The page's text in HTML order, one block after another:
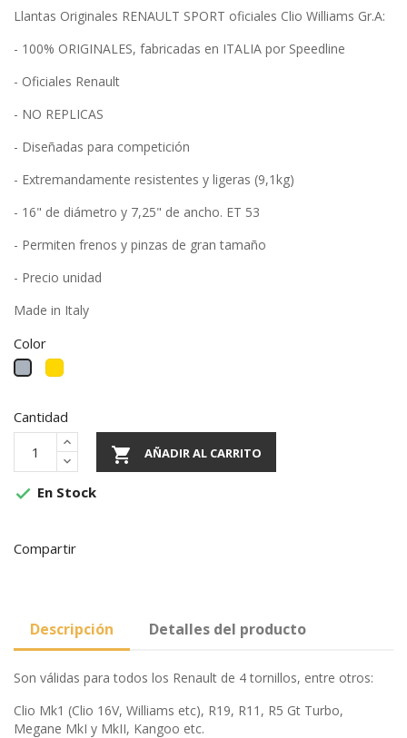
Llantas Originales RENAULT SPORT oficiales Clio Williams Gr.A:
- 100% ORIGINALES, fabricadas en ITALIA por Speedline
- Oficiales Renault
- NO REPLICAS
- Diseñadas para competición
- Extremandamente resistentes y ligeras (9,1kg)
- 16" de diámetro y 7,25" de ancho. ET 53
- Permiten frenos y pinzas de gran tamaño
- Precio unidad
Made in Italy
Color
Gris
Dorado
Cantidad
 AÑADIR AL CARRITO
 En Stock
Compartir
Descripción Detalles del producto
Son válidas para todos los Renault de 4 tornillos, entre otros:
Clio Mk1 (Clio 16V, Williams etc), R19, R11, R5 Gt Turbo,
Megane MkI y MkII, Kangoo etc.